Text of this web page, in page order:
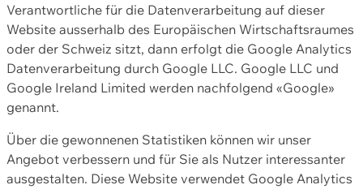
Verantwortliche für die Datenverarbeitung auf dieser
Website ausserhalb des Europäischen Wirtschaftsraumes
oder der Schweiz sitzt, dann erfolgt die Google Analytics
Datenverarbeitung durch Google LLC. Google LLC und
Google Ireland Limited werden nachfolgend «Google»
genannt.
Über die gewonnenen Statistiken können wir unser
Angebot verbessern und für Sie als Nutzer interessanter
ausgestalten. Diese Website verwendet Google Analytics